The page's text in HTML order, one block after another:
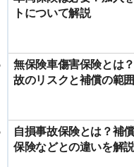
トについて解説
無保険車傷害保険とは
故のリスクと補償の範
自損事故保険とは？補
保険などとの違いを解説